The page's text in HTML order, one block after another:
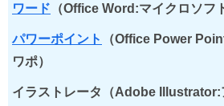
ワード （Office Word:マイクロソフ
パワーポイント
（Office Power
ワポ）
イラストレータ（Adobe Illustrator: